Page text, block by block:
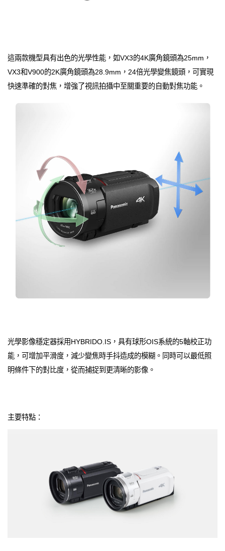
這兩款機型具有出色的光學性能，如VX3的4K廣角鏡頭為25mm，
VX3和V900的2K廣角鏡頭為28.9mm，24倍光學變焦鏡頭，可實現
快速準確的對焦，增強了視訊拍攝中至關重要的自動對焦功能。
光學影像穩定器採用HYBRIDO.IS，具有球形OIS系統的5軸校正功
能，可增加平滑度，減少變焦時手抖造成的模糊。同時可以最低照
明條件下的對比度，從而捕捉到更清晰的影像。
主要特點：